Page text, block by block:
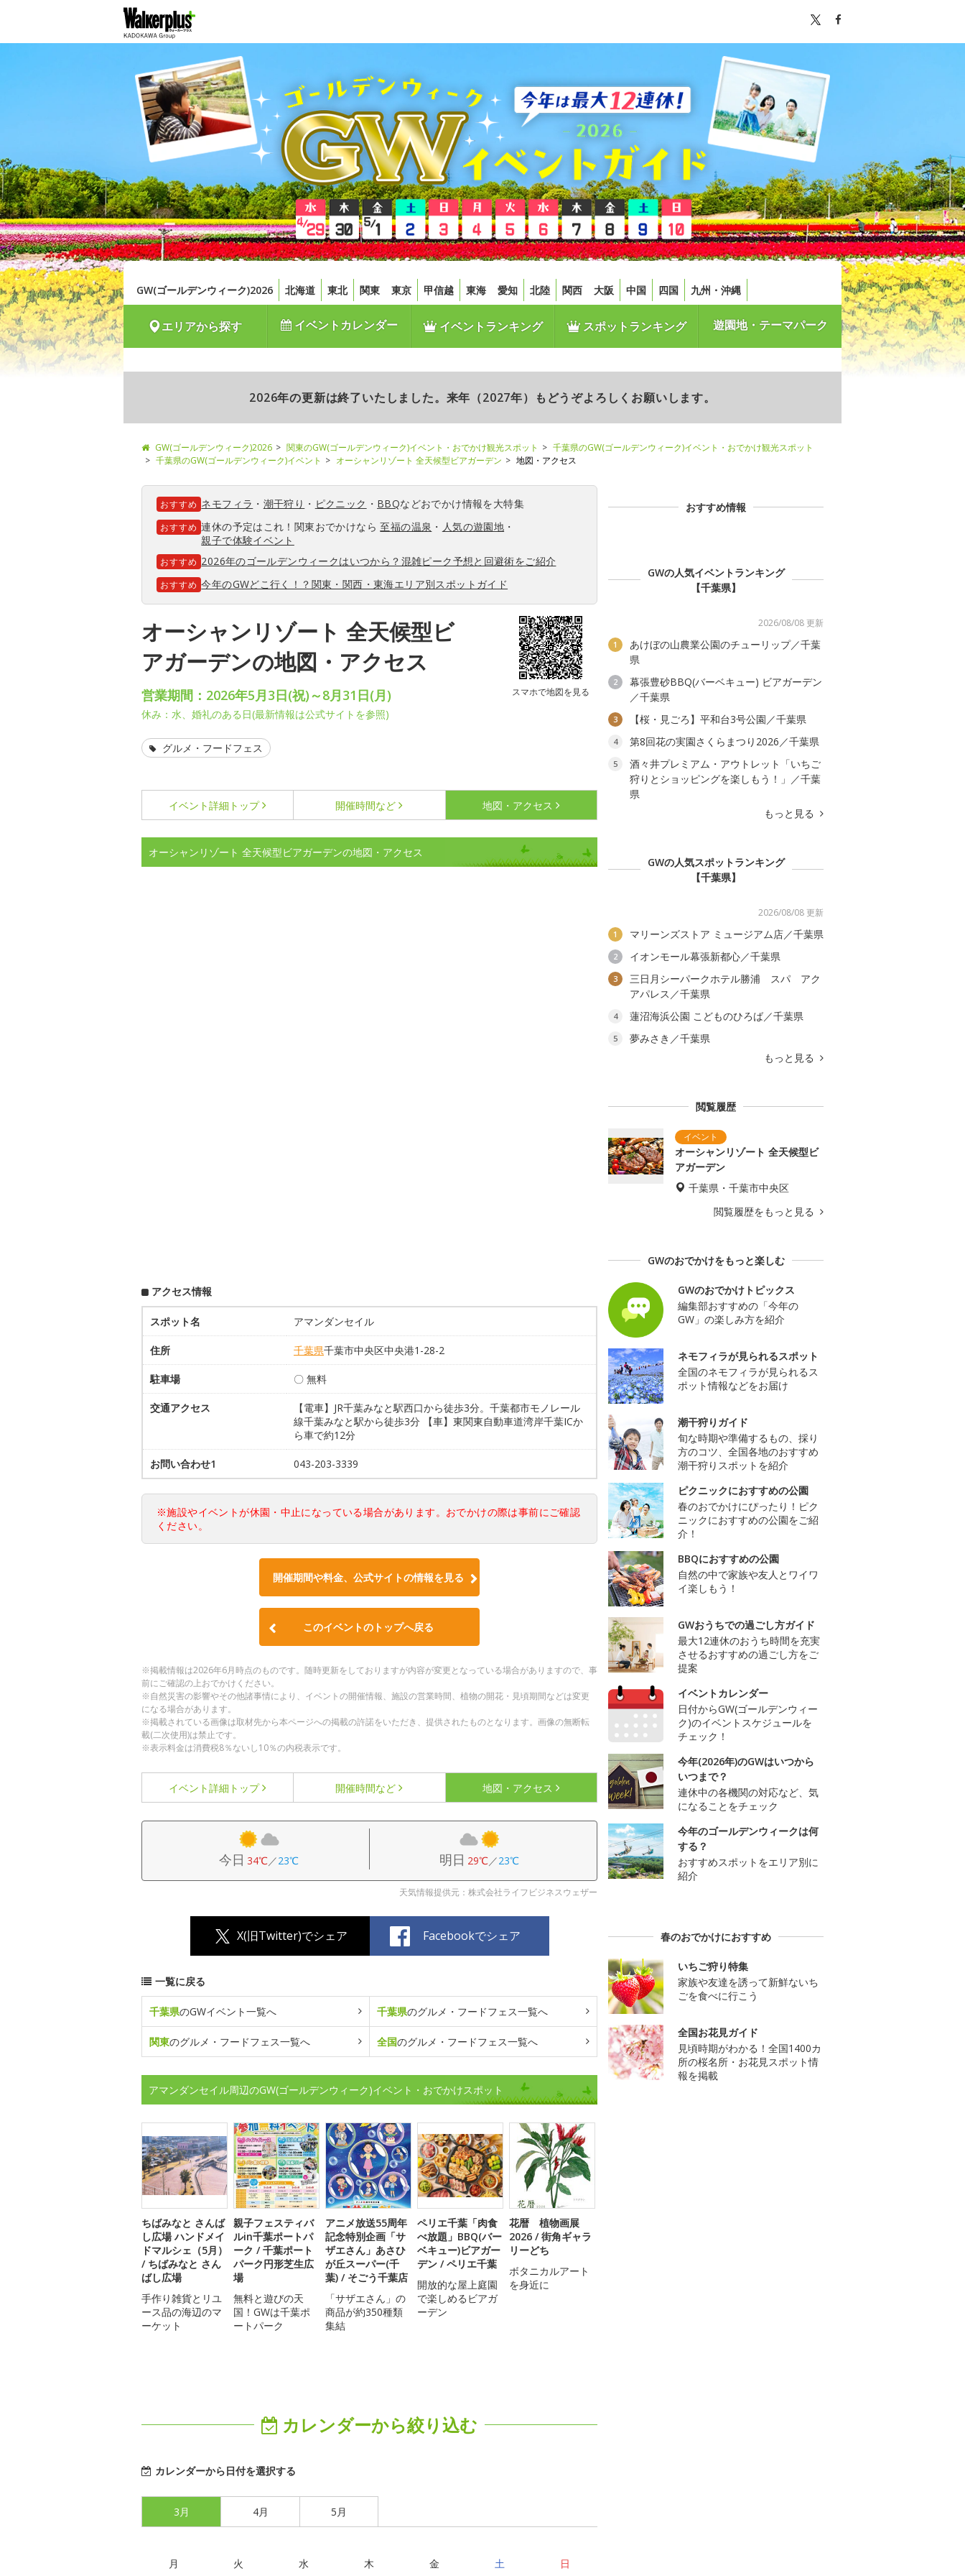
GW(ゴールデンウィーク)2026 北海道 東北 関東 東京 甲信越 東海 愛知 北陸 関西 大阪 中国 四国 九州・沖縄
エリアから探す イベントカレンダー イベントランキング スポットランキング 遊園地・テーマパーク
2026年の更新は終了いたしました。来年（2027年）もどうぞよろしくお願いします。
GW(ゴールデンウィーク)2026 関東のGW(ゴールデンウィーク)イベント・おでかけ観光スポット
千葉県のGW(ゴールデンウィーク)イベント・おでかけ観光スポット
千葉県のGW(ゴールデンウィーク)イベント
オーシャンリゾート 全天候型ビアガーデン 地図・アクセス
おすすめ ネモフィラ ・ 潮干狩り ・ ピクニック ・ BBQなどおでかけ情報を大特集
おすすめ 連休の予定はこれ！関東おでかけなら至福の温泉 ・ 人気の遊園地 ・
親子で体験イベント
おすすめ 2026年のゴールデンウィークはいつから？混雑ピーク予想と回避術をご紹介
おすすめ 今年のGWどこ行く！？関東・関西・東海エリア別スポットガイド
オーシャンリゾート 全天候型ビ
アガーデンの地図・アクセス
スマホで地図を見る
営業期間：2026年5月3日(祝)～8月31日(月)
休み：水、婚礼のある日(最新情報は公式サイトを参照)
グルメ・フードフェス
イベント詳細 トップ 開催時間など 地図・アクセス
オーシャンリゾート 全天候型ビアガーデンの地図・アクセス
アクセス情報
スポット名 アマンダンセイル
住所 千葉県千葉市中央区中央港1-28-2
駐車場 〇 無料
交通アクセス
【電車】JR千葉みなと駅西口から徒歩3分。千葉都市モノレール
線千葉みなと駅から徒歩3分 【車】東関東自動車道湾岸千葉ICか
ら車で約12分
お問い合わせ1 043-203-3339
※施設やイベントが休園・中止になっている場合があります。おでかけの際は事前にご確認
ください。
開催期間や料金、公式サイトの情報を見る
このイベントのトップへ戻る
※掲載情報は2026年6月時点のものです。随時更新をしておりますが内容が変更となっている場合がありますので、事
前にご確認の上おでかけください。
※自然災害の影響やその他諸事情により、イベントの開催情報、施設の営業時間、植物の開花・見頃期間などは変更
になる場合があります。
※掲載されている画像は取材先から本ページへの掲載の許諾をいただき、提供されたものとなります。画像の無断転
載(二次使用)は禁止です。
※表示料金は消費税8％ないし10％の内税表示です。
イベント詳細 トップ 開催時間など 地図・アクセス
今日 34℃／23℃ 明日 29℃／23℃
天気情報提供元：株式会社ライフビジネスウェザー
X(旧Twitter)でシェア Facebookでシェア
一覧に戻る
千葉県のGWイベント一覧へ 千葉県のグルメ・フードフェス一覧へ
関東のグルメ・フードフェス一覧へ 全国のグルメ・フードフェス一覧へ
アマンダンセイル周辺のGW(ゴールデンウィーク)イベント・おでかけスポット
ちばみなと さんば
し広場 ハンドメイ
ドマルシェ（5月）
/ ちばみなと さん
ばし広場
手作り雑貨とリユ
ース品の海辺のマ
ーケット
親子フェスティバ
ルin千葉ポートパ
ーク / 千葉ポート
パーク円形芝生広
場
無料と遊びの天
国！GWは千葉ポ
ートパーク
アニメ放送55周年
記念特別企画「サ
ザエさん」あさひ
が丘スーパー(千
葉) / そごう千葉店
「サザエさん」の
商品が約350種類
集結
ペリエ千葉「肉食
べ放題」BBQ(バー
ベキュー)ビアガー
デン / ペリエ千葉
開放的な屋上庭園
で楽しめるビアガ
ーデン
花暦 植物画展
2026 / 街角ギャラ
リーどち
ボタニカルアート
を身近に
カレンダーから絞り込む
カレンダーから日付を選択する
3月 4月 5月
月 火 水 木 金 土 日
おすすめ情報
GWの人気イベントランキング
【千葉県】
2026/08/08 更新
1
あけぼの山農業公園のチューリップ／千葉
県
2
幕張豊砂BBQ(バーベキュー) ビアガーデン
／千葉県
3 【桜・見ごろ】平和台3号公園／千葉県
4 第8回花の実園さくらまつり2026／千葉県
5
酒々井プレミアム・アウトレット「いちご
狩りとショッピングを楽しもう！」／千葉
県
もっと見る
GWの人気スポットランキング
【千葉県】
2026/08/08 更新
1 マリーンズストア ミュージアム店／千葉県
2 イオンモール幕張新都心／千葉県
3
三日月シーパークホテル勝浦 スパ アク
アパレス／千葉県
4 蓮沼海浜公園 こどものひろば／千葉県
5
夢みさき／千葉県
もっと見る
閲覧履歴
オーシャンリゾート 全天候型ビ
アガーデン
千葉県・千葉市中央区
閲覧履歴をもっと見る
GWのおでかけをもっと楽しむ
GWのおでかけトピックス
編集部おすすめの「今年の
GW」の楽しみ方を紹介
ネモフィラが見られるスポット
全国のネモフィラが見られるス
ポット情報などをお届け
潮干狩りガイド
旬な時期や準備するもの、採り
方のコツ、全国各地のおすすめ
潮干狩りスポットを紹介
ピクニックにおすすめの公園
春のおでかけにぴったり！ピク
ニックにおすすめの公園をご紹
介！
BBQにおすすめの公園
自然の中で家族や友人とワイワ
イ楽しもう！
GWおうちでの過ごし方ガイド
最大12連休のおうち時間を充実
させるおすすめの過ごし方をご
提案
イベントカレンダー
日付からGW(ゴールデンウィー
ク)のイベントスケジュールを
チェック！
今年(2026年)のGWはいつから
いつまで？
連休中の各機関の対応など、気
になることをチェック
今年のゴールデンウィークは何
する？
おすすめスポットをエリア別に
紹介
春のおでかけにおすすめ
いちご狩り特集
家族や友達を誘って新鮮ないち
ごを食べに行こう
全国お花見ガイド
見頃時期がわかる！全国1400カ
所の桜名所・お花見スポット情
報を掲載